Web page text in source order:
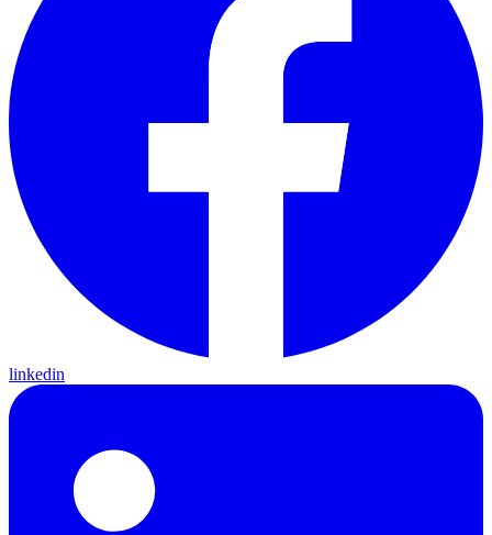
linkedin